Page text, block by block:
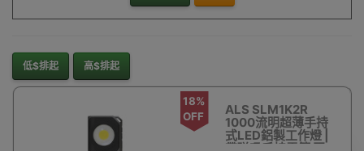
低$排起 高$排起
18%
OFF
ALS SLM1K2R
1000流明超薄手持
式LED鋁製工作燈 |